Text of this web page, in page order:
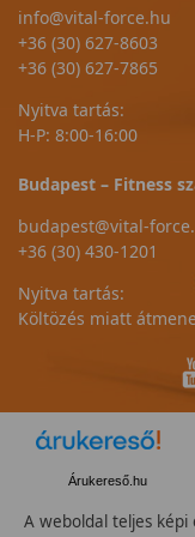
info@vital-force.hu
+36 (30) 627-8603
+36 (30) 627-7865
Nyitva tartás:
H-P: 8:00-16:00
Budapest – Fitness
budapest@vital-
+36 (30) 430-1201
Nyitva tartás:
Költözés miatt
Árukereső.hu
A weboldal teljes